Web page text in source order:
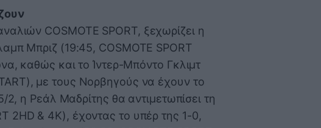
COSMOTE SPORT, ξεχωρίζει η
Μπριζ (19:45, COSMOTE SPORT
καθώς και το Ίντερ-Μπόντο Γκλιμτ
με τους Νορβηγούς να έχουν το
η Ρεάλ Μαδρίτης θα αντιμετωπίσει τη
2HD & 4K), έχοντας το υπέρ της 1-0,